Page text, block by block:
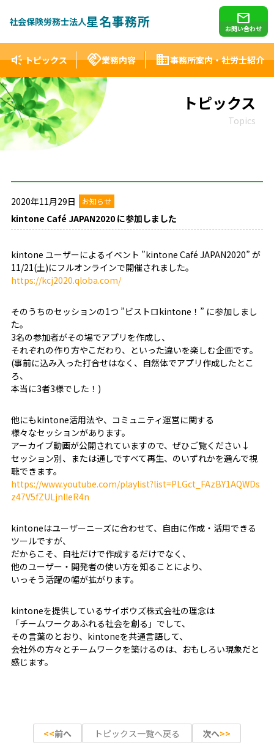
社会保険労務士法人星名事務所
brand_awarenessトピックス handshake業務内容 domain事務所案内・社労士紹介
mail
お問い合わせ
トピックス
Topics
2020年11月29日 お知らせ
kintone Café JAPAN2020 に参加しました
kintone ユーザーによるイベント ”kintone Café JAPAN2020” が
11/21(土)にフルオンラインで開催されました。
https://kcj2020.qloba.com/
そのうちのセッションの1つ ”ビストロkintone！” に参加しまし
た。
3名の参加者がその場でアプリを作成し、
それぞれの作り方やこだわり、といった違いを楽しむ企画です。
(事前に込み入った打合せはなく、自然体でアプリ作成したとこ
ろ、
本当に3者3様でした！)
他にもkintone活用法や、コミュニティ運営に関する
様々なセッションがあります。
アーカイブ動画が公開されていますので、ぜひご覧ください↓
セッション別、または通しですべて再生、のいずれかを選んで視
聴できます。
https://www.youtube.com/playlist?list=PLGct_FAzBY1AQWDs
z47V5fZULjnlleR4n
kintoneはユーザーニーズに合わせて、自由に作成・活用できる
ツールですが、
だからこそ、自社だけで作成するだけでなく、
他のユーザー・開発者の使い方を知ることにより、
いっそう活躍の幅が拡がります。
kintoneを提供しているサイボウズ株式会社の理念は
「チームワークあふれる社会を創る」でして、
その言葉のとおり、kintoneを共通言語して、
会社外の方々とチームワークを築けるのは、おもしろい現象だと
感じます。
前へ トピックス一覧へ戻る 次へ